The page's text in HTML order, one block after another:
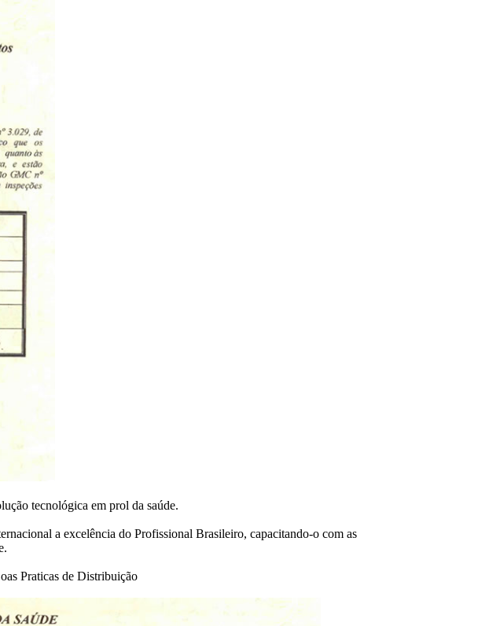
tecnológica em prol da saúde.
a excelência do Profissional Brasileiro, capacitando-o com as
Praticas de Distribuição